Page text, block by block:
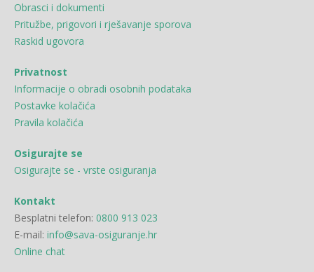
Obrasci i dokumenti
Pritužbe, prigovori i rješavanje sporova
Raskid ugovora
Privatnost
Informacije o obradi osobnih podataka
Postavke kolačića
Pravila kolačića
Osigurajte se
Osigurajte se - vrste osiguranja
Kontakt
Besplatni telefon: 0800 913 023
E-mail: info@sava-osiguranje.hr
Online chat